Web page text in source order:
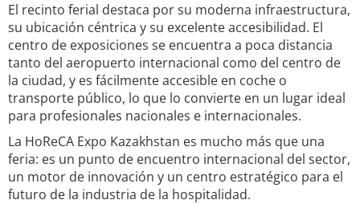
El recinto ferial destaca por su moderna infraestructura,
su ubicación céntrica y su excelente accesibilidad. El
centro de exposiciones se encuentra a poca distancia
tanto del aeropuerto internacional como del centro de
la ciudad, y es fácilmente accesible en coche o
transporte público, lo que lo convierte en un lugar ideal
para profesionales nacionales e internacionales.
La HoReCA Expo Kazakhstan es mucho más que una
feria: es un punto de encuentro internacional del sector,
un motor de innovación y un centro estratégico para el
futuro de la industria de la hospitalidad.